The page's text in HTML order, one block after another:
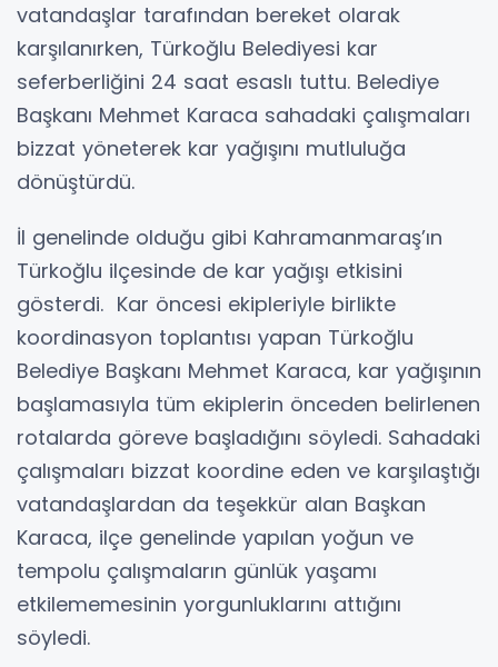
vatandaşlar tarafından bereket olarak
karşılanırken, Türkoğlu Belediyesi kar
seferberliğini 24 saat esaslı tuttu. Belediye
Başkanı Mehmet Karaca sahadaki çalışmaları
bizzat yöneterek kar yağışını mutluluğa
dönüştürdü.
İl genelinde olduğu gibi Kahramanmaraş’ın
Türkoğlu ilçesinde de kar yağışı etkisini
gösterdi. Kar öncesi ekipleriyle birlikte
koordinasyon toplantısı yapan Türkoğlu
Belediye Başkanı Mehmet Karaca, kar yağışının
başlamasıyla tüm ekiplerin önceden belirlenen
rotalarda göreve başladığını söyledi. Sahadaki
çalışmaları bizzat koordine eden ve karşılaştığı
vatandaşlardan da teşekkür alan Başkan
Karaca, ilçe genelinde yapılan yoğun ve
tempolu çalışmaların günlük yaşamı
etkilememesinin yorgunluklarını attığını
söyledi.